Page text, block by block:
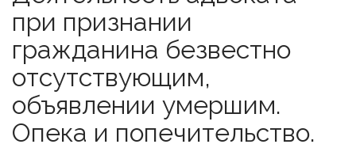
при признании
гражданина безвестно
отсутствующим,
объявлении умершим.
Опека и попечительство.